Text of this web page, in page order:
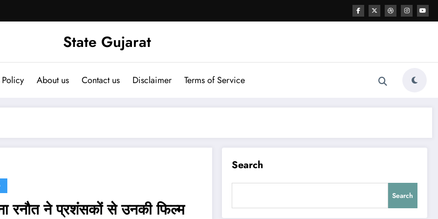
State Gujarat
About us Contact us Disclaimer Terms of Service
रनौत ने प्रशंसकों से उनकी फिल्म
Search
Search